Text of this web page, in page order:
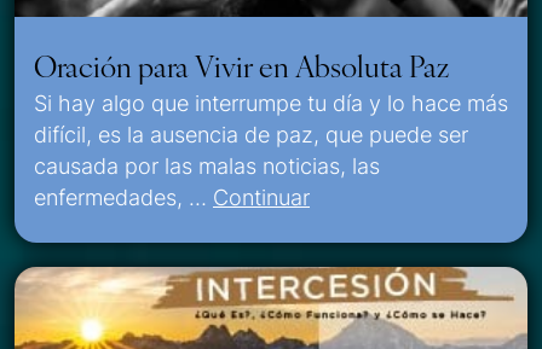
Oración para Vivir en Absoluta Paz
Si hay algo que interrumpe tu día y lo hace más
difícil, es la ausencia de paz, que puede ser
causada por las malas noticias, las
enfermedades, … Continuar